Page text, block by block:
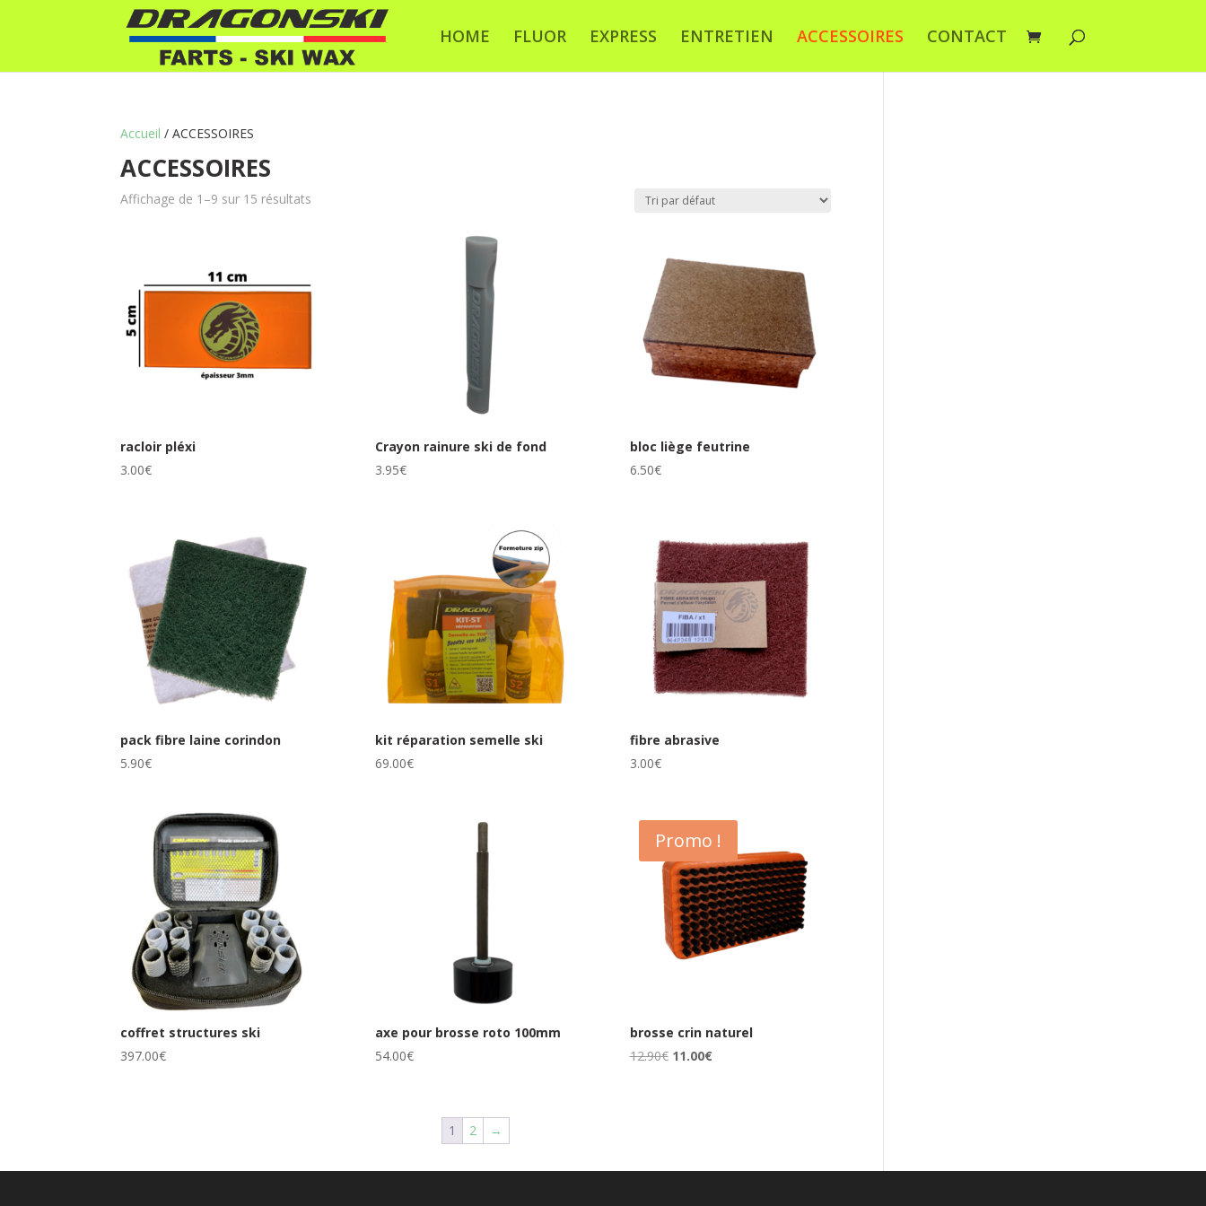
HOME FLUOR EXPRESS ENTRETIEN ACCESSOIRES CONTACT
Accueil / ACCESSOIRES
ACCESSOIRES
Affichage de 1–9 sur 15 résultats
racloir pléxi
3.00€
Crayon rainure ski de fond
3.95€
bloc liège feutrine
6.50€
pack fibre laine corindon
5.90€
kit réparation semelle ski
69.00€
fibre abrasive
3.00€
coffret structures ski
397.00€
axe pour brosse roto 100mm
54.00€
Promo !
brosse crin naturel
12.90€ Le
11.00€Le
1 2 →